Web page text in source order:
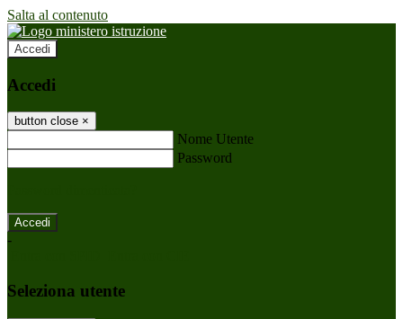
Salta al contenuto
Accedi
Accedi
button close ×
Nome Utente
Password
-
Seleziona utente